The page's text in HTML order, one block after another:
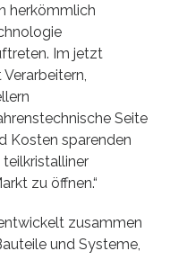
herkömmlich
Im jetzt
Seite
Kosten sparenden
zu öffnen.“
zusammen
und Systeme,